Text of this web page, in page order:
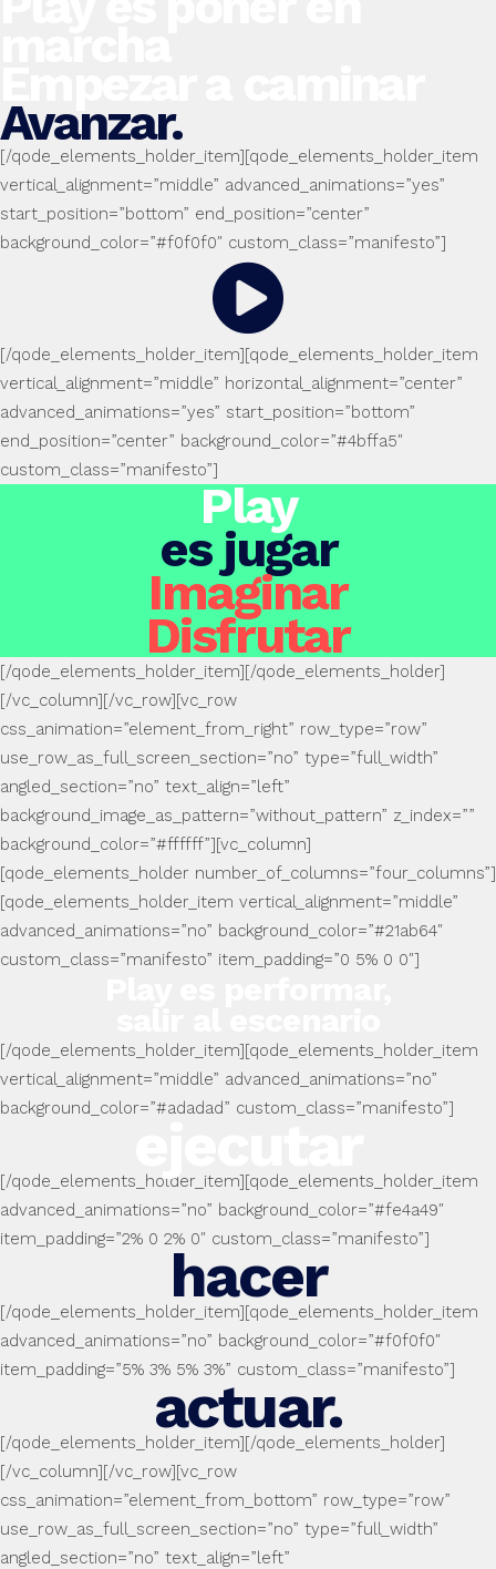
Avanzar.
[/qode_elements_holder_item][qode_elements_holder_item
vertical_alignment=”middle” advanced_animations=”yes”
start_position=”bottom” end_position=”center”
background_color=”#f0f0f0″ custom_class=”manifesto”]
[/qode_elements_holder_item][qode_elements_holder_item
vertical_alignment=”middle” horizontal_alignment=”center”
advanced_animations=”yes” start_position=”bottom”
end_position=”center” background_color=”#4bffa5″
custom_class=”manifesto”]
Play
es jugar
Imaginar
Disfrutar
[/qode_elements_holder_item][/qode_elements_holder]
[/vc_column][/vc_row][vc_row
css_animation=”element_from_right” row_type=”row”
use_row_as_full_screen_section=”no” type=”full_width”
angled_section=”no” text_align=”left”
background_image_as_pattern=”without_pattern” z_index=””
background_color=”#ffffff”][vc_column]
[qode_elements_holder number_of_columns=”four_columns”]
[qode_elements_holder_item vertical_alignment=”middle”
advanced_animations=”no” background_color=”#21ab64″
custom_class=”manifesto” item_padding=”0 5% 0 0″]
[/qode_elements_holder_item][qode_elements_holder_item
vertical_alignment=”middle” advanced_animations=”no”
background_color=”#adadad” custom_class=”manifesto”]
[/qode_elements_holder_item][qode_elements_holder_item
advanced_animations=”no” background_color=”#fe4a49″
item_padding=”2% 0 2% 0″ custom_class=”manifesto”]
hacer
[/qode_elements_holder_item][qode_elements_holder_item
advanced_animations=”no” background_color=”#f0f0f0″
item_padding=”5% 3% 5% 3%” custom_class=”manifesto”]
actuar.
[/qode_elements_holder_item][/qode_elements_holder]
[/vc_column][/vc_row][vc_row
css_animation=”element_from_bottom” row_type=”row”
use_row_as_full_screen_section=”no” type=”full_width”
angled_section=”no” text_align=”left”